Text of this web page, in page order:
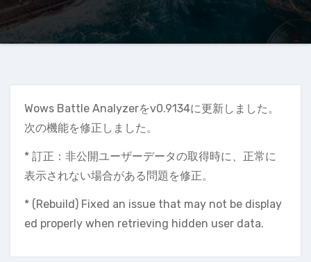
Wows Battle Analyzerをv0.9134に更新しました。
次の機能を修正しました。
* 訂正：非公開ユーザーデータの取得時に、正常に
表示されない場合がある問題を修正。
* (Rebuild) Fixed an issue that may not be display
ed properly when retrieving hidden user data.